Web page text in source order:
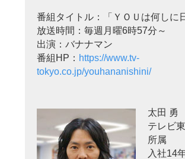
番組タイトル：「ＹＯＵは何しに
放送時間：毎週月曜6時57分～
出演：バナナマン
番組HP： https://www.tv-
tokyo.co.jp/youhananishini/
太田 勇
テレビ
所属
入社14